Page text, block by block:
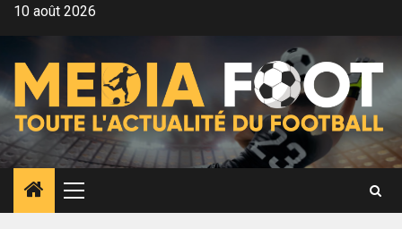
Aller10 août 2026
Menu
principal